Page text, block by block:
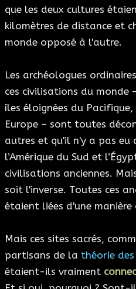
que les deux cultures
kilomètres de distance et
monde opposé à l'autre.
Les archéologues
ces civilisations du monde
îles éloignées du
Europe – sont toutes
autres et qu'il n'y a pas eu
l’Amérique du Sud et
civilisations anciennes.
soit l'inverse. Toutes ces
étaient liées d'une manière
Mais ces sites sacrés,
partisans de la théorie
étaient-ils vraiment